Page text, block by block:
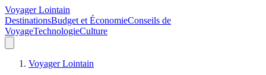
Voyager Lointain
DestinationsBudget et ÉconomieConseils de
VoyageTechnologieCulture
Voyager Lointain